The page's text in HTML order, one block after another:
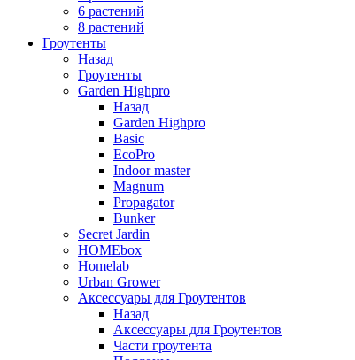
6 растений
8 растений
Гроутенты
Назад
Гроутенты
Garden Highpro
Назад
Garden Highpro
Basic
EcoPro
Indoor master
Magnum
Propagator
Bunker
Secret Jardin
HOMEbox
Homelab
Urban Grower
Аксессуары для Гроутентов
Назад
Аксессуары для Гроутентов
Части гроутента